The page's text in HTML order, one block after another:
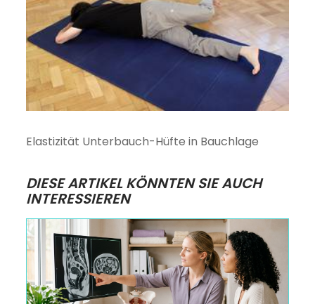
Elastizität Unterbauch-Hüfte in Bauchlage
DIESE ARTIKEL KÖNNTEN SIE AUCH
INTERESSIEREN